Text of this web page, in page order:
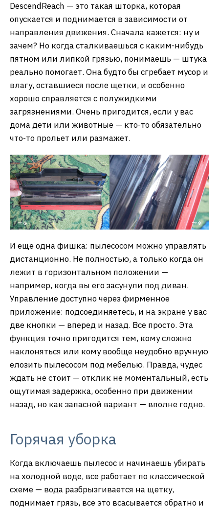
DescendReach — это такая шторка, которая
опускается и поднимается в зависимости от
направления движения. Сначала кажется: ну и
зачем? Но когда сталкиваешься с каким-нибудь
пятном или липкой грязью, понимаешь — штука
реально помогает. Она будто бы сгребает мусор и
влагу, оставшиеся после щетки, и особенно
хорошо справляется с полужидкими
загрязнениями. Очень пригодится, если у вас
дома дети или животные — кто-то обязательно
что-то прольет или размажет.
И еще одна фишка: пылесосом можно управлять
дистанционно. Не полностью, а только когда он
лежит в горизонтальном положении —
например, когда вы его засунули под диван.
Управление доступно через фирменное
приложение: подсоединяетесь, и на экране у вас
две кнопки — вперед и назад. Все просто. Эта
функция точно пригодится тем, кому сложно
наклоняться или кому вообще неудобно вручную
елозить пылесосом под мебелью. Правда, чудес
ждать не стоит — отклик не моментальный, есть
ощутимая задержка, особенно при движении
назад, но как запасной вариант — вполне годно.
Горячая уборка
Когда включаешь пылесос и начинаешь убирать
на холодной воде, все работает по классической
схеме — вода разбрызгивается на щетку,
поднимает грязь, все это всасывается обратно и